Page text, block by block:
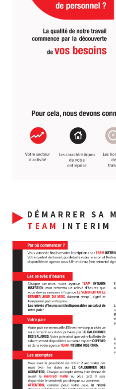
DÉMARRER SA
TEAM
INTERIM